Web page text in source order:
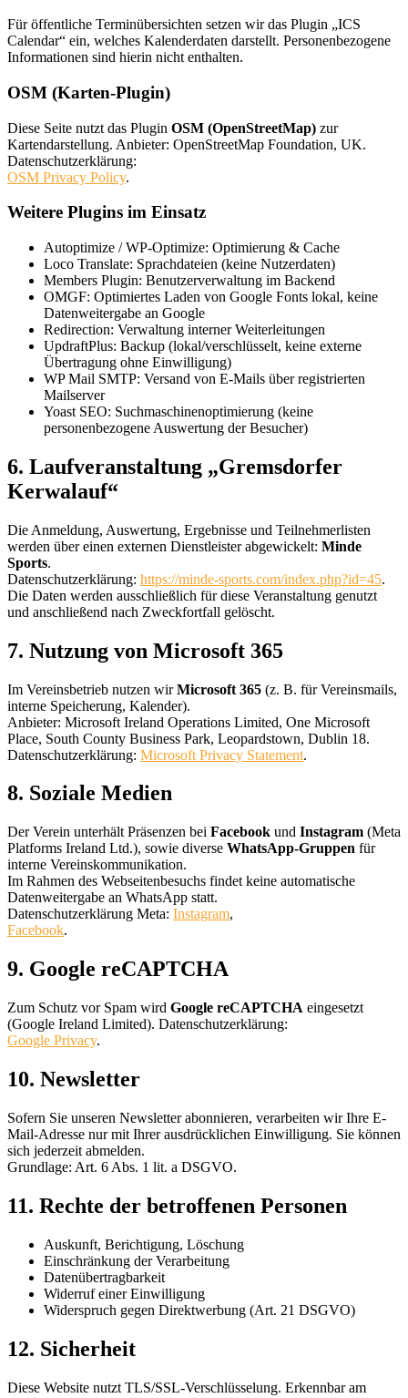
Für öffentliche Terminübersichten setzen wir das Plugin „ICS
Calendar“ ein, welches Kalenderdaten darstellt. Personenbezogene
Informationen sind hierin nicht enthalten.
OSM (Karten-Plugin)
Diese Seite nutzt das Plugin OSM (OpenStreetMap) zur
Kartendarstellung. Anbieter: OpenStreetMap Foundation, UK.
Datenschutzerklärung:
OSM Privacy Policy.
Weitere Plugins im Einsatz
Autoptimize / WP-Optimize: Optimierung & Cache
Loco Translate: Sprachdateien (keine Nutzerdaten)
Members Plugin: Benutzerverwaltung im Backend
OMGF: Optimiertes Laden von Google Fonts lokal, keine
Datenweitergabe an Google
Redirection: Verwaltung interner Weiterleitungen
UpdraftPlus: Backup (lokal/verschlüsselt, keine externe
Übertragung ohne Einwilligung)
WP Mail SMTP: Versand von E-Mails über registrierten
Mailserver
Yoast SEO: Suchmaschinenoptimierung (keine
personenbezogene Auswertung der Besucher)
6. Laufveranstaltung „Gremsdorfer
Kerwalauf“
Die Anmeldung, Auswertung, Ergebnisse und Teilnehmerlisten
werden über einen externen Dienstleister abgewickelt: Minde
Sports.
Datenschutzerklärung: https://minde-sports.com/index.php?id=45.
Die Daten werden ausschließlich für diese Veranstaltung genutzt
und anschließend nach Zweckfortfall gelöscht.
7. Nutzung von Microsoft 365
Im Vereinsbetrieb nutzen wirMicrosoft 365 (z. B. für Vereinsmails,
interne Speicherung, Kalender).
Anbieter: Microsoft Ireland Operations Limited, One Microsoft
Place, South County Business Park, Leopardstown, Dublin 18.
Datenschutzerklärung: Microsoft Privacy Statement.
8. Soziale Medien
Der Verein unterhält Präsenzen bei Facebook und Instagram (Meta
Platforms Ireland Ltd.), sowie diverse WhatsApp-Gruppen für
interne Vereinskommunikation.
Im Rahmen des Webseitenbesuchs findet keine automatische
Datenweitergabe an WhatsApp statt.
Datenschutzerklärung Meta: Instagram,
Facebook.
9. Google reCAPTCHA
Zum Schutz vor Spam wird Google reCAPTCHA eingesetzt
(Google Ireland Limited). Datenschutzerklärung:
Google Privacy.
10. Newsletter
Sofern Sie unseren Newsletter abonnieren, verarbeiten wir Ihre E-
Mail-Adresse nur mit Ihrer ausdrücklichen Einwilligung. Sie können
sich jederzeit abmelden.
Grundlage: Art. 6 Abs. 1 lit. a DSGVO.
11. Rechte der betroffenen Personen
Auskunft, Berichtigung, Löschung
Einschränkung der Verarbeitung
Datenübertragbarkeit
Widerruf einer Einwilligung
Widerspruch gegen Direktwerbung (Art. 21 DSGVO)
12. Sicherheit
Diese Website nutzt TLS/SSL-Verschlüsselung. Erkennbar am